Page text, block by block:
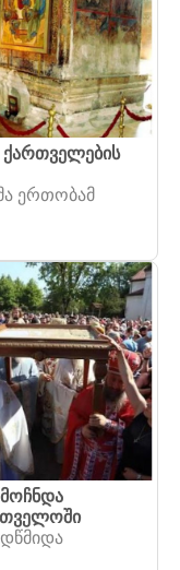
ქართველების
ერთობამ